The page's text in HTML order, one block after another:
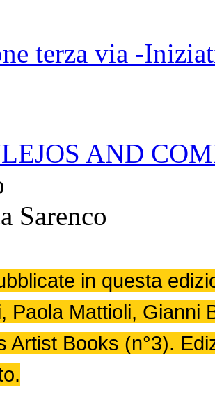
terza via -
AND
Sarenco
in questa
Paola Mattioli, Gianni
Artist Books (n°3).